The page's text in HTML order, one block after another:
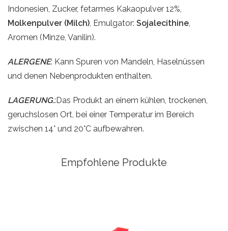
Indonesien, Zucker, fetarmes Kakaopulver 12%,
Molkenpulver (Milch) , Emulgator: Sojalecithine
Aromen (Minze, Vanilin).
ALERGENE: Kann Spuren von Mandeln, Haselnüssen
und denen Nebenprodukten enthalten.
LAGERUNG.:Das Produkt an einem kühlen, trockenen,
geruchslosen Ort, bei einer Temperatur im Bereich
zwischen 14° und 20°C aufbewahren.
Empfohlene Produkte